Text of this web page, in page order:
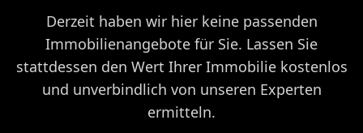
Derzeit haben wir hier keine passenden
Immobilienangebote für Sie. Lassen Sie
stattdessen den Wert Ihrer Immobilie kostenlos
und unverbindlich von unseren Experten
ermitteln.